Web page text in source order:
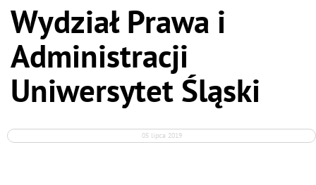
Wydział Prawa i
Administracji
Uniwersytet Śląski
05 lipca 2019